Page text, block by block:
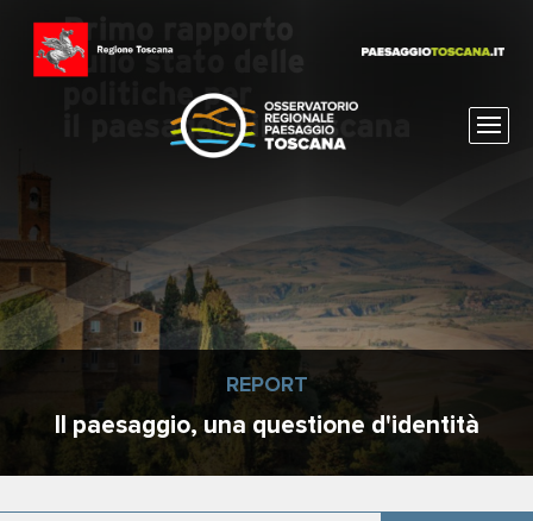
REPORT
Il paesaggio, una questione d'identità